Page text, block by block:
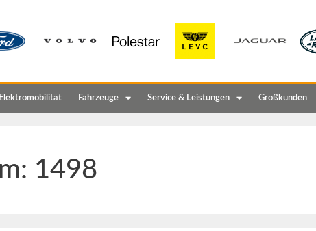
Elektromobilität Fahrzeuge Service & Leistungen Großkunden
1498